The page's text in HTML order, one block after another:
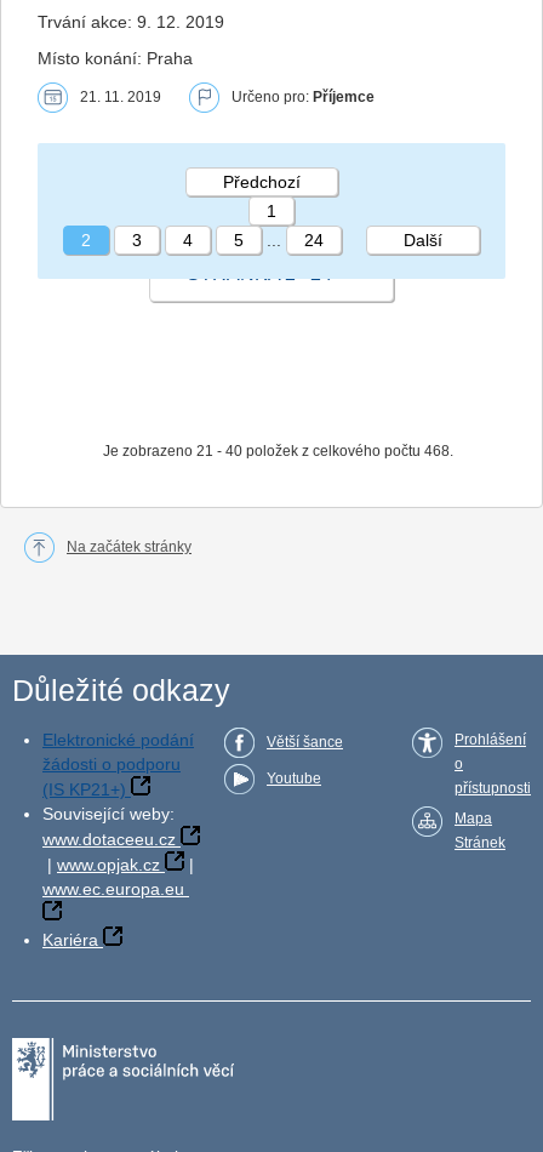
Trvání akce: 9. 12. 2019
Místo konání: Praha
21. 11. 2019 Určeno pro: Příjemce
Je zobrazeno 21 - 40 položek z celkového počtu 468.
Předchozí
1
2
3 4 5 24 Další
Na začátek stránky
Důležité odkazy
Elektronické podání
žádosti o podporu
(IS KP21+)
Související weby:
www.dotaceeu.cz
| www.opjak.cz
|
www.ec.europa.eu
Kariéra
Větší šance
Youtube
Prohlášení
o
přístupnosti
Mapa
Stránek